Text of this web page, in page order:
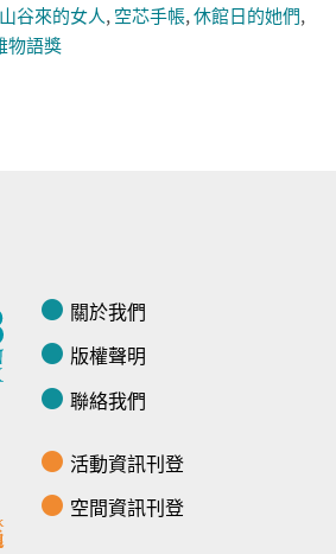
山谷來的女人,空芯手帳,休館日的她們,
物語獎
關於我們
版權聲明
聯絡我們
活動資訊刊登
空間資訊刊登